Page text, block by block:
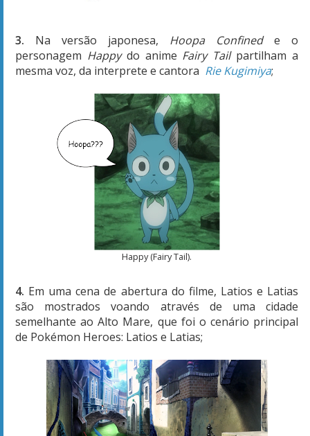
3. Na versão japonesa, Hoopa Confinede o
personagem Happydo anime Fairy Tailpartilham a
mesma voz, da interprete e cantora Rie Kugimiya;
Happy (Fairy Tail).
4. Em uma cena de abertura do filme, Latios e Latias
são mostrados voando através de uma cidade
semelhante ao Alto Mare, que foi o cenário principal
de Pokémon Heroes: Latios e Latias;